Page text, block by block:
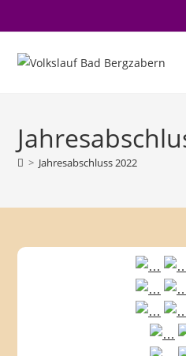
Inhalt
> Jahresabschluss 2022